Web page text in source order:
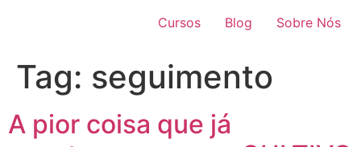
Cursos Blog Sobre Nós
Tag: seguimento
A pior coisa que já